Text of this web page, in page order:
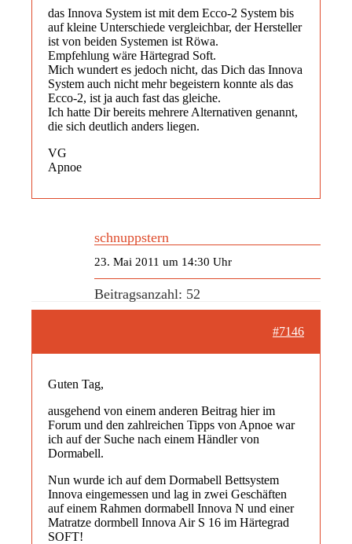
das Innova System ist mit dem Ecco-2 System bis
auf kleine Unterschiede vergleichbar, der Hersteller
ist von beiden Systemen ist Röwa.
Empfehlung wäre Härtegrad Soft.
Mich wundert es jedoch nicht, das Dich das Innova
System auch nicht mehr begeistern konnte als das
Ecco-2, ist ja auch fast das gleiche.
Ich hatte Dir bereits mehrere Alternativen genannt,
die sich deutlich anders liegen.
VG
Apnoe
schnuppstern
23. Mai 2011 um 14:30 Uhr
Beitragsanzahl: 52
#7146
Guten Tag,
ausgehend von einem anderen Beitrag hier im
Forum und den zahlreichen Tipps von Apnoe war
ich auf der Suche nach einem Händler von
Dormabell.
Nun wurde ich auf dem Dormabell Bettsystem
Innova eingemessen und lag in zwei Geschäften
auf einem Rahmen dormabell Innova N und einer
Matratze dormbell Innova Air S 16 im Härtegrad
SOFT!